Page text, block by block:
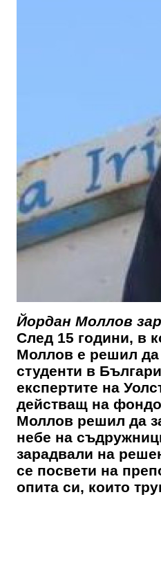
Йордан Моллов
След 15 години, в
Моллов е решил да
студенти в
експертите на
действащ на
Моллов решил да
небе на
зарадвали на
се посвети на
опита си, които